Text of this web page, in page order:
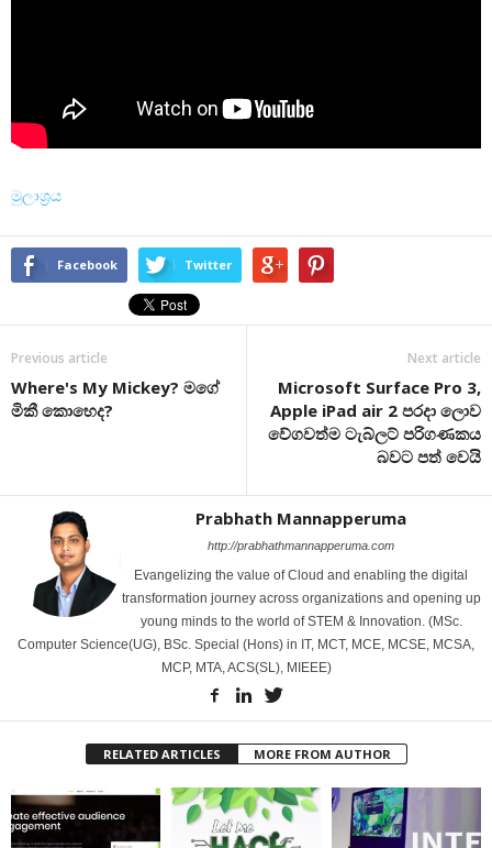
මුලාශ්‍රය
Facebook Twitter
Previous article
Where's My Mickey? මගේ
මිකී කොහෙද?
Next article
Microsoft Surface Pro 3,
Apple iPad air 2 පරදා ලොව
වේගවත්ම ටැබ්ලට් පරිගණකය
බවට පත් වෙයි
Prabhath Mannapperuma
http://prabhathmannapperuma.com
Evangelizing the value of Cloud and enabling the digital
transformation journey across organizations and opening up
young minds to the world of STEM & Innovation. (MSc.
Computer Science(UG), BSc. Special (Hons) in IT, MCT, MCE, MCSE, MCSA,
MCP, MTA, ACS(SL), MIEEE)
RELATED ARTICLES MORE FROM AUTHOR